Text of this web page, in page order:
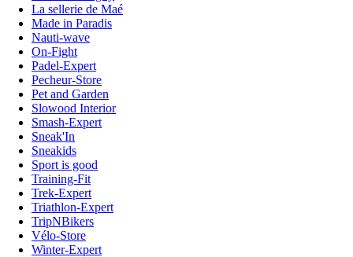
La sellerie de Maé
Made in Paradis
Nauti-wave
On-Fight
Padel-Expert
Pecheur-Store
Pet and Garden
Slowood Interior
Smash-Expert
Sneak'In
Sneakids
Sport is good
Training-Fit
Trek-Expert
Triathlon-Expert
TripNBikers
Vélo-Store
Winter-Expert